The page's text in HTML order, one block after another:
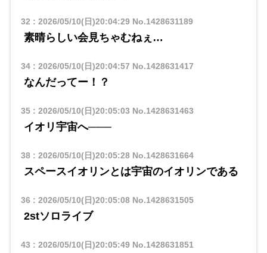
32 : 2026/05/10(日)20:04:29No.1428631189
素晴らしい会見ちゃむねぇ…
34: 2026/05/10(日)20:04:57 No.1428631417
なんだってー！？
35: 2026/05/10(日)20:05:03 No.1428631463
イオリ宇宙へ───
38: 2026/05/10(日)20:05:28No.1428631664
スペースイオリンとは宇宙のイオリンである
36 : 2026/05/10(日)20:05:08No.1428631505
2stソロライブ
43 : 2026/05/10(日)20:05:49No.1428631851